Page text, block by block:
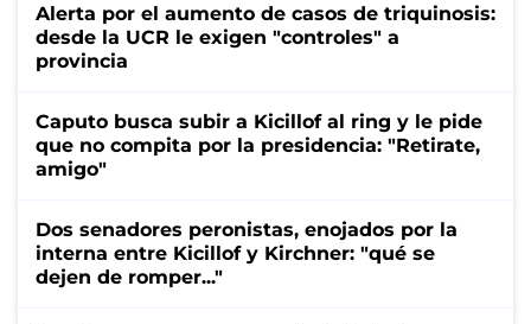
Alerta por el aumento de casos de triquinosis:
desde la UCR le exigen "controles" a
provincia
Caputo busca subir a Kicillof al ring y le pide
que no compita por la presidencia: "Retirate,
amigo"
Dos senadores peronistas, enojados por la
interna entre Kicillof y Kirchner: "qué se
dejen de romper..."